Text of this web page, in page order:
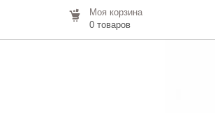
Моя корзина
0 товаров